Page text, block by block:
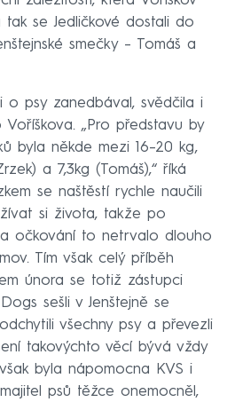
se Jedličkové dostali do
smečky – Tomáš a
o psy zanedbával, svědčila i
„Pro představu by
byla někde mezi 16–20 kg,
a 7,3kg (Tomáš),“ říká
se naštěstí rychle naučili
si života, takže po
očkování to netrvalo dlouho
Tím však celý příběh
února se totiž zástupci
sešli v Jenštejně se
všechny psy a převezli
takovýchto věcí bývá vždy
byla nápomocna KVS i
psů těžce onemocněl,